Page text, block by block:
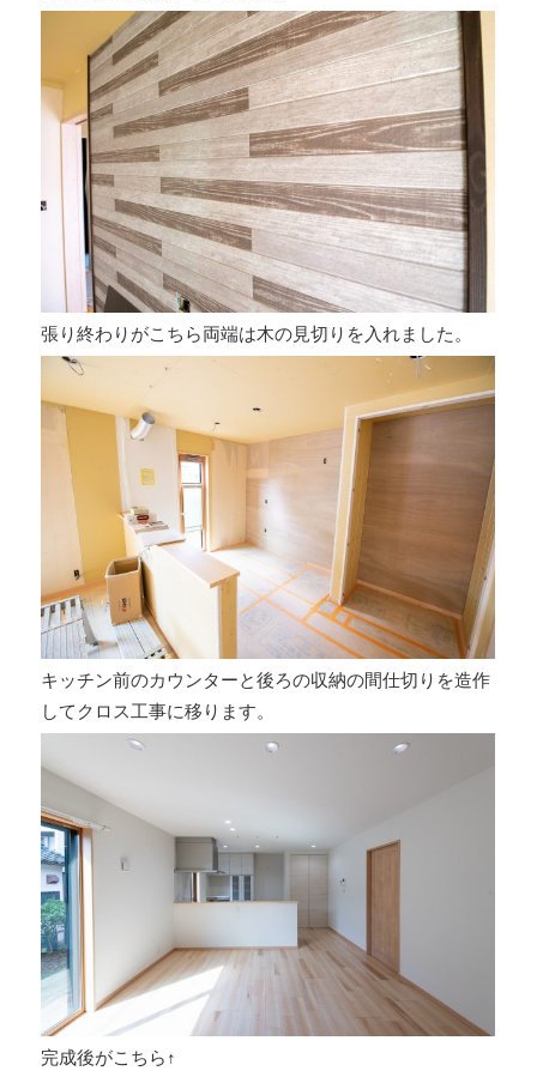
張り終わりがこちら両端は木の見切りを入れました。
キッチン前のカウンターと後ろの収納の間仕切りを造作
してクロス工事に移ります。
完成後がこちら↑